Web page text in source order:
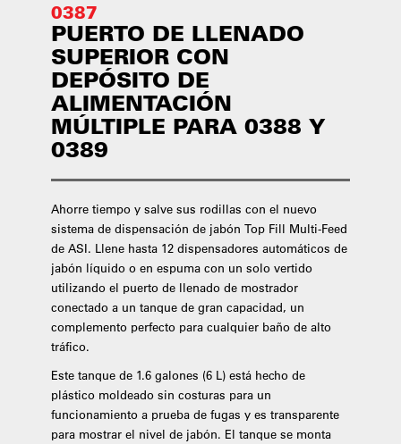
0387
PUERTO DE LLENADO
SUPERIOR CON
DEPÓSITO DE
ALIMENTACIÓN
MÚLTIPLE PARA 0388 Y
0389
Ahorre tiempo y salve sus rodillas con el nuevo
sistema de dispensación de jabón Top Fill Multi-Feed
de ASI. Llene hasta 12 dispensadores automáticos de
jabón líquido o en espuma con un solo vertido
utilizando el puerto de llenado de mostrador
conectado a un tanque de gran capacidad, un
complemento perfecto para cualquier baño de alto
tráfico.
Este tanque de 1.6 galones (6 L) está hecho de
plástico moldeado sin costuras para un
funcionamiento a prueba de fugas y es transparente
para mostrar el nivel de jabón. El tanque se monta